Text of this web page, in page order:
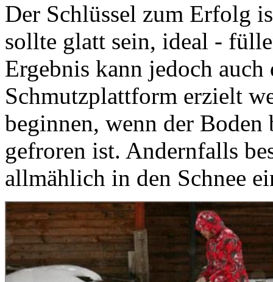
Der Schlüssel zum Erfolg
sollte glatt sein, ideal -
Ergebnis kann jedoch
Schmutzplattform erzielt
beginnen, wenn der
gefroren ist. Andernfalls
allmählich in den Schnee